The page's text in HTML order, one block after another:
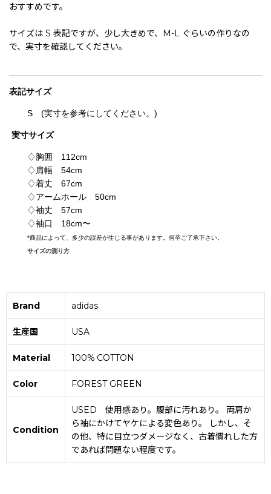
おすすめです。
サイズは S 表記ですが、少し大きめで、M-L ぐらいの作りなの
で、実寸を確認してください。
表記サイズ
S (実寸を参考にしてください。)
実寸サイズ
♢胸囲 112cm
♢肩幅 54cm
♢着丈 67cm
♢アームホール 50cm
♢袖丈 57cm
♢袖口 18cm〜
*商品によって、多少の誤差が生じる事があります。何卒ご了承下さい。
サイズの測り方
Brand adidas
生産国 USA
Material 100% COTTON
Color FOREST GREEN
Condition
USED 使用感あり。腹部に汚れあり。 両肩か
ら袖にかけてヤケによる変色あり。 しかし、そ
の他、特に目立つダメージなく、古着慣れした方
であれば問題ない程度です。